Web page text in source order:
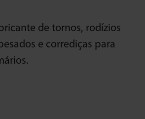
de tornos, rodízios
e corrediças para